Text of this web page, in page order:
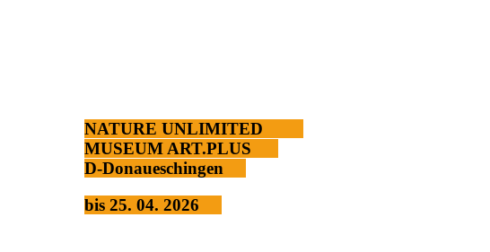
NATURE UNLIMITED
MUSEUM ART.PLUS
D-Donaueschingen
bis 25. 04. 2026